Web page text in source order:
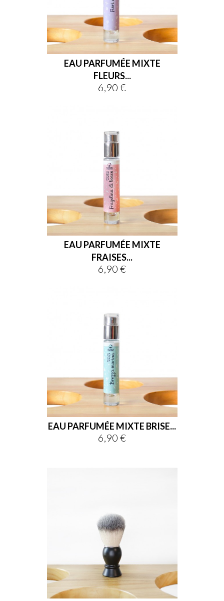
EAU PARFUMÉE MIXTE
FLEURS...
Prix
6,90 €
EAU PARFUMÉE MIXTE
FRAISES...
Prix
6,90 €
EAU PARFUMÉE MIXTE BRISE...
Prix
6,90 €